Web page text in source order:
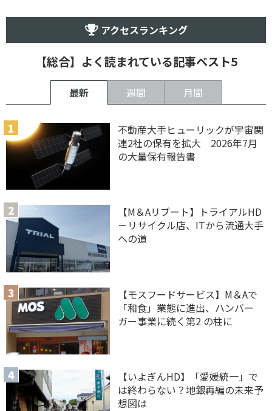
アクセスランキング
【総合】よく読まれている記事ベスト5
最新 週間 月間
不動産大手ヒューリックが宇宙関
連2社の保有を拡大 2026年7月
の大量保有報告書
【M＆Aリブート】トライアルHD
－リサイクル店、ITから流通大手
への道
【モスフードサービス】M＆Aで
「和食」業態に進出、ハンバー
ガー事業に続く第2 の柱に
【いよぎんHD】「愛媛統一」で
は終わらない？地銀再編の未来予
想図は